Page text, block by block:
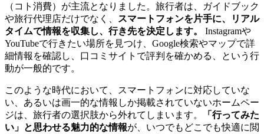
（コト消費）が主流となりました。旅行者は、ガイドブック
や旅行代理店だけでなく、 スマートフォンを片手に、リアル
タイムで情報を収集し、行き先を決定します。
Instagramや
YouTubeで行きたい場所を見つけ、Google検索やマップで詳
細情報を確認し、口コミサイトで評判を確かめる、という行
動が一般的です。
このような時代において、スマートフォンに対応していな
い、あるいは画一的な情報しか掲載されていないホームペー
ジは、旅行者の選択肢から外れてしまいます。
「行ってみた
い」と思わせる魅力的な情報が、いつでもどこでも快適に閲